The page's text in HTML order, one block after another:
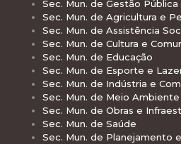
Sec. Mun. de Gestão Pública
Sec. Mun. de Agricultura e
Sec. Mun. de Assistência
Sec. Mun. de Cultura e
Sec. Mun. de Educação
Sec. Mun. de Esporte e
Sec. Mun. de Indústria e
Sec. Mun. de Meio Ambiente
Sec. Mun. de Obras e
Sec. Mun. de Saúde
Sec. Mun. de Planejamento